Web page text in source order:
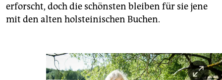
erforscht, doch die schönsten bleiben für sie jene
mit den alten holsteinischen Buchen.